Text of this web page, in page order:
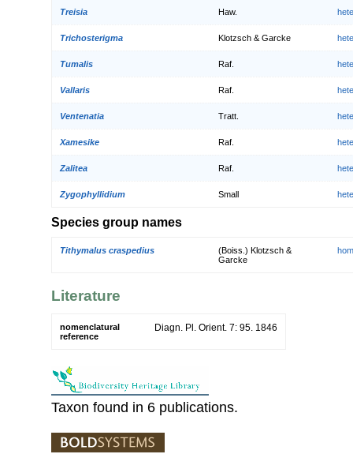
Treisia Haw.
Trichosterigma Klotzsch & Garcke
Tumalis Raf.
Vallaris Raf.
Ventenatia Tratt.
Xamesike Raf.
Zalitea Raf.
Zygophyllidium Small
Species group names
Tithymalus craspedius
(Boiss.) Klotzsch &
Garcke
Literature
nomenclatural
reference
Diagn. Pl. Orient. 7: 95. 1846
Taxon found in 6 publications.